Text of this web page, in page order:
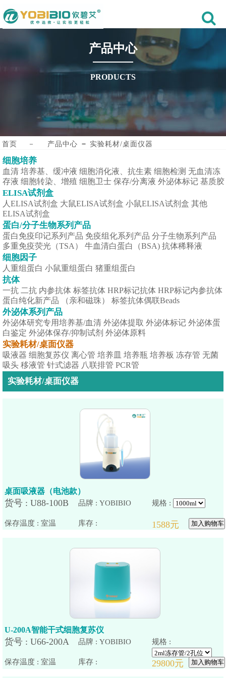
产品中心
PRODUCTS
首页 － 产品中心 － 实验耗材/桌面仪器
细胞培养
血清 培养基、缓冲液 细胞消化液、抗生素 细胞检测 无血清冻
存液 细胞转染、增殖 细胞卫士 保存/分离液 外泌体标记 基质胶
ELISA试剂盒
人ELISA试剂盒 大鼠ELISA试剂盒 小鼠ELISA试剂盒 其他
ELISA试剂盒
蛋白/分子生物系列产品
蛋白免疫印记系列产品 免疫组化系列产品 分子生物系列产品
多重免疫荧光（TSA）
牛血清白蛋白（BSA) 抗体稀释液
细胞因子
人重组蛋白 小鼠重组蛋白 猪重组蛋白
抗体
一抗 二抗 内参抗体 标签抗体 HRP标记抗体 HRP标记内参抗体
蛋白纯化新产品 （亲和磁珠）
标签抗体偶联Beads
外泌体系列产品
外泌体研究专用培养基/血清 外泌体提取 外泌体标记 外泌体蛋
白鉴定 外泌体保存/抑制试剂 外泌体原料
实验耗材/桌面仪器
吸液器 细胞复苏仪 离心管 培养皿 培养瓶 培养板 冻存管 无菌
吸头 移液管 针式滤器 八联排管 PCR管
实验耗材/桌面仪器
桌面吸液器（电池款）
品牌 : YOBIBIO 规格 :
保存温度 : 室温
U-200A智能干式细胞复苏仪
品牌 : YOBIBIO 规格 :
保存温度 : 室温